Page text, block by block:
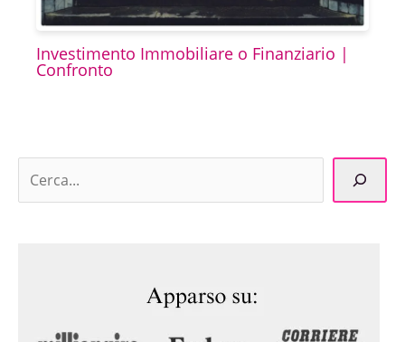
Investimento Immobiliare o Finanziario |
Confronto